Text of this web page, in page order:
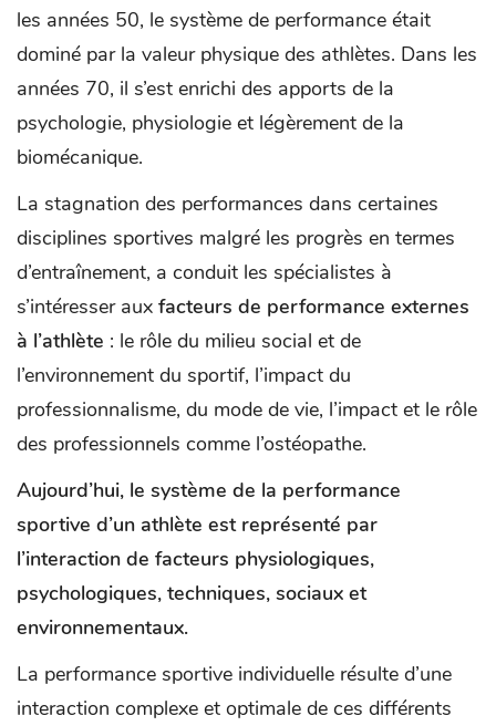
les années 50, le système de performance était
dominé par la valeur physique des athlètes. Dans les
années 70, il s’est enrichi des apports de la
psychologie, physiologie et légèrement de la
biomécanique.
La stagnation des performances dans certaines
disciplines sportives malgré les progrès en termes
d’entraînement, a conduit les spécialistes à
s’intéresser aux facteurs de performance externes
à l’athlète : le rôle du milieu social et de
l’environnement du sportif, l’impact du
professionnalisme, du mode de vie, l’impact et le rôle
des professionnels comme l’ostéopathe.
Aujourd’hui, le système de la performance
sportive d’un athlète est représenté par
l’interaction de facteurs physiologiques,
psychologiques, techniques, sociaux et
environnementaux.
La performance sportive individuelle résulte d’une
interaction complexe et optimale de ces différents